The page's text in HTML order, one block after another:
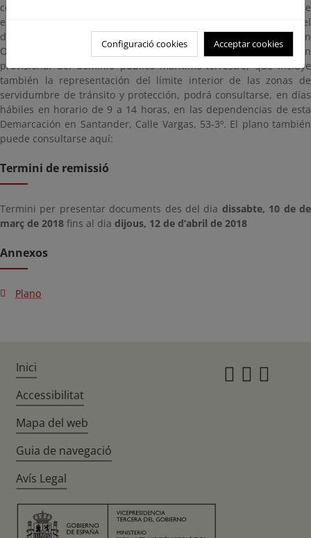
comparecer en el expediente y formular las alegaciones que
estime oportunas durante el plazo de un mes, contado a partir del
día siguiente al de publicación de este anuncio en el Boletín
Oficial de Cantabria, se informa que el plano de delimitación
provisional del dominio público marítimo-terrestre, que incluye
también la representación del límite interior de las zonas de
servidumbre de tránsito y protección, podrá consultarse, en días
hábiles en horario de 9 a 14 horas, en las dependencias de esta
Demarcación en Santander, Calle Vargas, 53-3º. El plano también
puede consultarse aquí:
Termini de remissió
Termini per presentar documents des del dia dissabte, 10 de de
març de 2018 fins al dia dijous, 12 de d’abril de 2018
Annexos
Plano
Configuració cookies Acceptar cookies
Inici
Accessibilitat
Mapa del web
Guia de navegació
Avís Legal